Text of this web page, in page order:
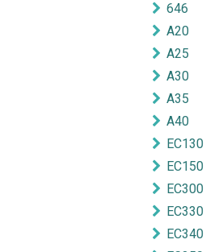
646
A20
A25
A30
A35
A40
EC130
EC150
EC300
EC330
EC340